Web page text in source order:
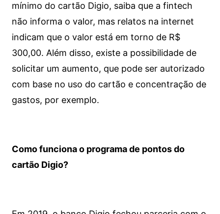
mínimo do cartão Digio, saiba que a fintech
não informa o valor, mas relatos na internet
indicam que o valor está em torno de R$
300,00. Além disso, existe a possibilidade de
solicitar um aumento, que pode ser autorizado
com base no uso do cartão e concentração de
gastos, por exemplo.
Como funciona o programa de pontos do
cartão Digio?